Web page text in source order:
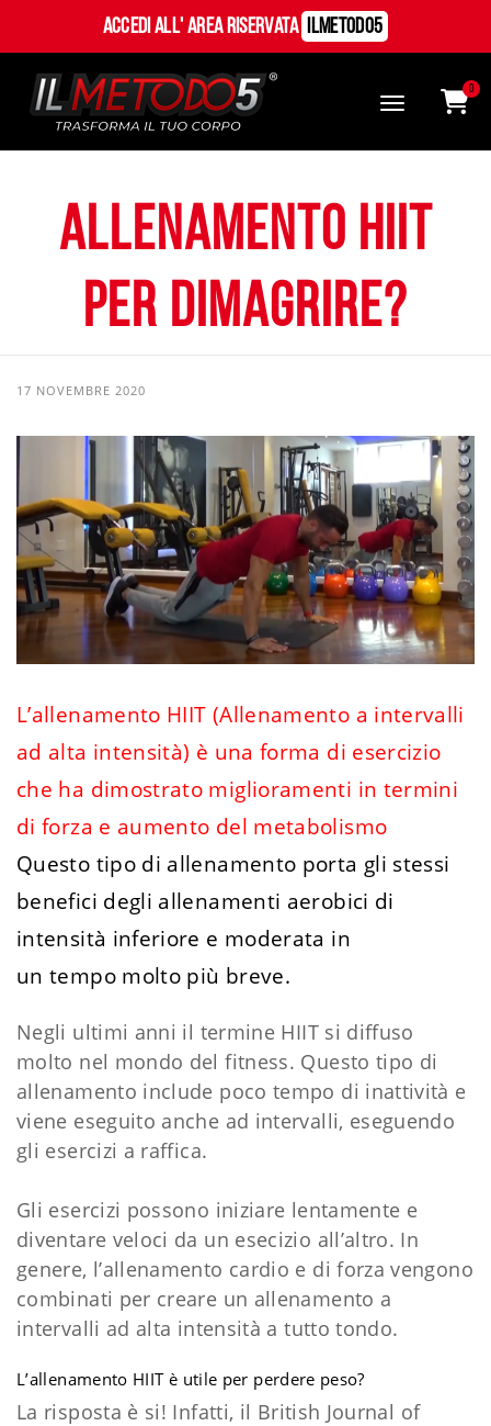
Accedi all' Area Riservata ILMetodo5
0
Allenamento HIIT
per dimagrire?
17 NOVEMBRE 2020
L’allenamento HIIT (Allenamento a intervalli
ad alta intensità) è una forma di esercizio
che ha dimostrato miglioramenti in termini
di forza e aumento del metabolismo
Questo tipo di allenamento porta gli stessi
benefici degli allenamenti aerobici di
intensità inferiore e moderata in
un tempo molto più breve.
Negli ultimi anni il termine HIIT si diffuso
molto nel mondo del fitness. Questo tipo di
allenamento include poco tempo di inattività e
viene eseguito anche ad intervalli, eseguendo
gli esercizi a raffica.
Gli esercizi possono iniziare lentamente e
diventare veloci da un esecizio all’altro. In
genere, l’allenamento cardio e di forza vengono
combinati per creare un allenamento a
intervalli ad alta intensità a tutto tondo.
L’allenamento HIIT è utile per perdere peso?
La risposta è si! Infatti, il British Journal of